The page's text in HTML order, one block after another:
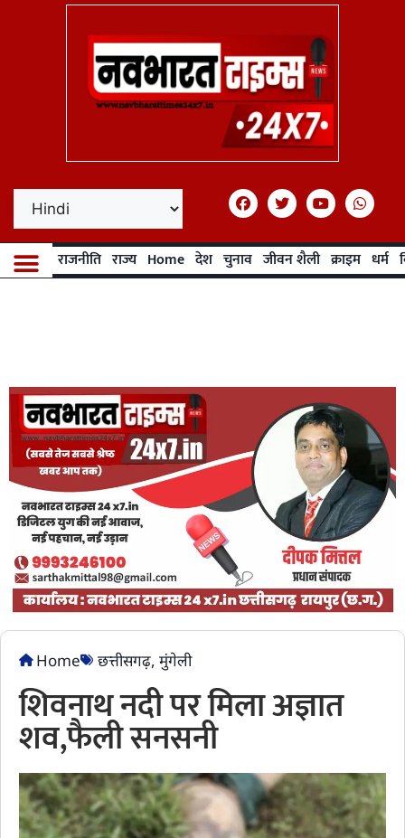
राजनीति राज्य Home देश चुनाव जीवन शैली क्राइम धर्म
Home छत्तीसगढ़, मुंगेली
शिवनाथ नदी पर मिला अज्ञात
शव,फैली सनसनी